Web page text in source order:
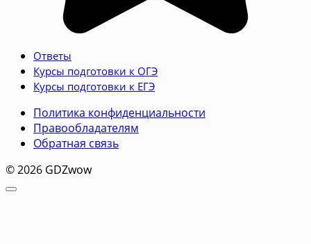
Ответы
Курсы подготовки к ОГЭ
Курсы подготовки к ЕГЭ
Политика конфиденциальности
Правообладателям
Обратная связь
© 2026 GDZwow